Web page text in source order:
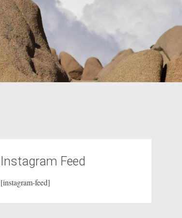
Instagram Feed
[instagram-feed]